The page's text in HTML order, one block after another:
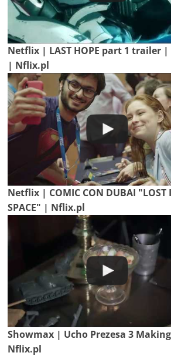
Netflix | LAST HOPE part 1 trailer
| Nflix.pl
Netflix | COMIC CON DUBAI "LOST
SPACE" | Nflix.pl
Showmax | Ucho Prezesa 3
Nflix.pl